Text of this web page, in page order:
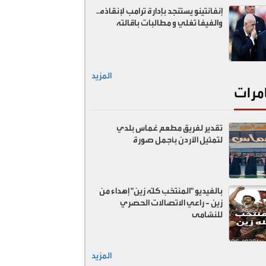
إنفانتينو يستنجد بإدارة ترامب لإنقاذه..
والفيفا تغلي و مطالبات باقالته
المزيد
تقدير لفريق مطعم غماس بلدي
لتمثيل الأردن بأجمل صورة
بالفيديو "المنتخب كلّه زين" إهداء من
زين - راعي الاتصالات الحصري
للنشامى
المزيد